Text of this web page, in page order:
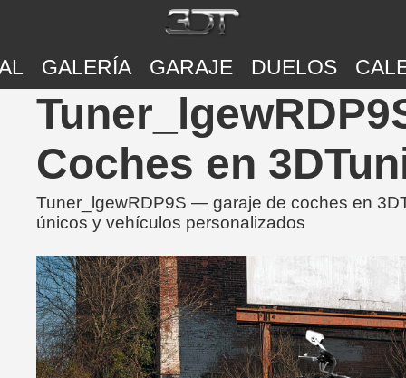
GALERÍA GARAJE DUELOS
Coches en
Tuner_lgewRDP9S — garaje de coches en
únicos y vehículos personalizados